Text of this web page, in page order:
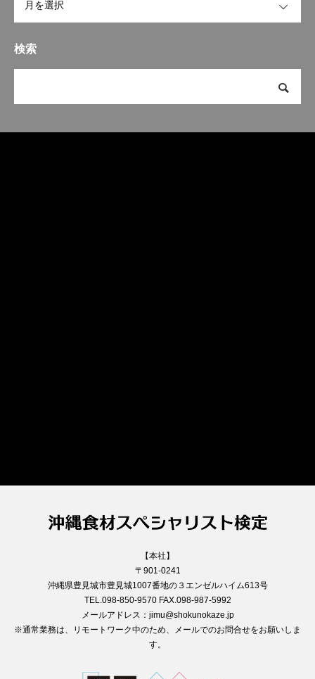
検索
【本社】
〒901-0241
沖縄県豊見城市豊見城1007番地の３エンゼルハイム613号
TEL.098-850-9570 FAX.098-987-5992
メールアドレス：jimu@shokunokaze.jp
※通常業務は、リモートワーク中のため、メールでのお問合せをお願いしま
す。